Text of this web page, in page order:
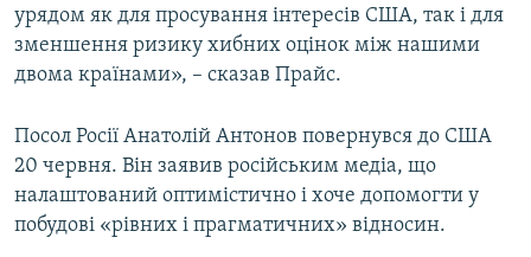
урядом як для просування інтересів США, так і для
зменшення ризику хибних оцінок між нашими
двома країнами», – сказав Прайс.
Посол Росії Анатолій Антонов повернувся до США
20 червня. Він заявив російським медіа, що
налаштований оптимістично і хоче допомогти у
побудові «рівних і прагматичних» відносин.